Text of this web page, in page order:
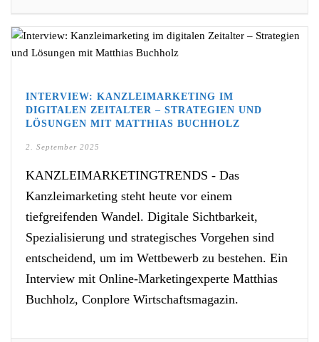
INTERVIEW: KANZLEIMARKETING IM
DIGITALEN ZEITALTER – STRATEGIEN UND
LÖSUNGEN MIT MATTHIAS BUCHHOLZ
2. September 2025
KANZLEIMARKETINGTRENDS - Das
Kanzleimarketing steht heute vor einem
tiefgreifenden Wandel. Digitale Sichtbarkeit,
Spezialisierung und strategisches Vorgehen sind
entscheidend, um im Wettbewerb zu bestehen. Ein
Interview mit Online-Marketingexperte Matthias
Buchholz, Conplore Wirtschaftsmagazin.